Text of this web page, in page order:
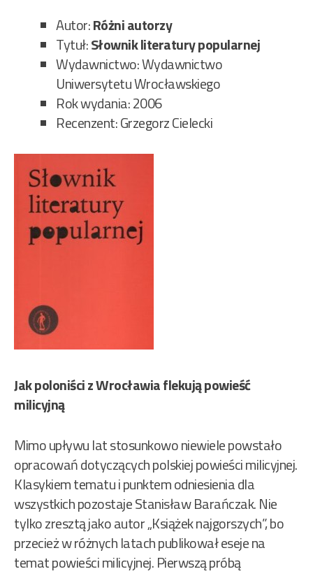
Autor:Różni autorzy
Tytuł:Słownik literatury popularnej
Wydawnictwo: Wydawnictwo
Uniwersytetu Wrocławskiego
Rok wydania: 2006
Recenzent: Grzegorz Cielecki
Jak poloniści z Wrocławia flekują powieść
milicyjną
Mimo upływu lat stosunkowo niewiele powstało
opracowań dotyczących polskiej powieści milicyjnej.
Klasykiem tematu i punktem odniesienia dla
wszystkich pozostaje Stanisław Barańczak. Nie
tylko zresztą jako autor „Książek najgorszych”, bo
przecież w różnych latach publikował eseje na
temat powieści milicyjnej. Pierwszą próbą